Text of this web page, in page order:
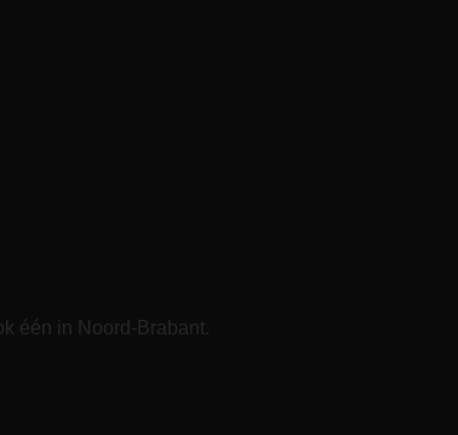
één in Noord-Brabant.